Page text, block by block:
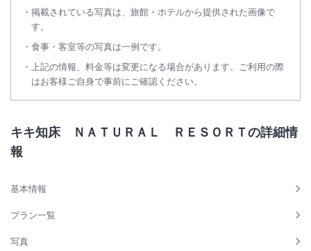
2027年3月22日（月）宿泊～2027年3月25日（木）宿泊
2027年3月29日（月）宿泊～2027年4月22日（木）宿泊
26年度メンテナンス休館について
＞
メンテナンス工事のため急遽休館が追加となりましたのでお知らせいた
2026 年 11 月 16 日（月）宿泊 ～ 2026 年 11 月 19 日（木） 宿泊
2026 年 11 月 23 日（月）宿泊 ～ 2026 年 12 月 10 日（木） 宿泊
2026 年 12 月 14 日（月）宿泊 ～ 2026 年 12 月 17 日（木） 宿泊
2027 年 1 月 11 日（月）宿泊 ～ 2027 年 1 月 14 日（木） 宿泊
2027 年 3 月 29 日（月）宿泊 ～ 2027 年 4 月 22 日（木） 宿泊
掲載されている写真は、旅館・ホテルから提供された画像で
す。
食事・客室等の写真は一例です。
上記の情報、料金等は変更になる場合があります。ご利用の際
はお客様ご自身で事前にご確認ください。
キキ知床 ＮＡＴＵＲＡＬ ＲＥＳＯＲＴの詳細情
報
基本情報
プラン一覧
写真